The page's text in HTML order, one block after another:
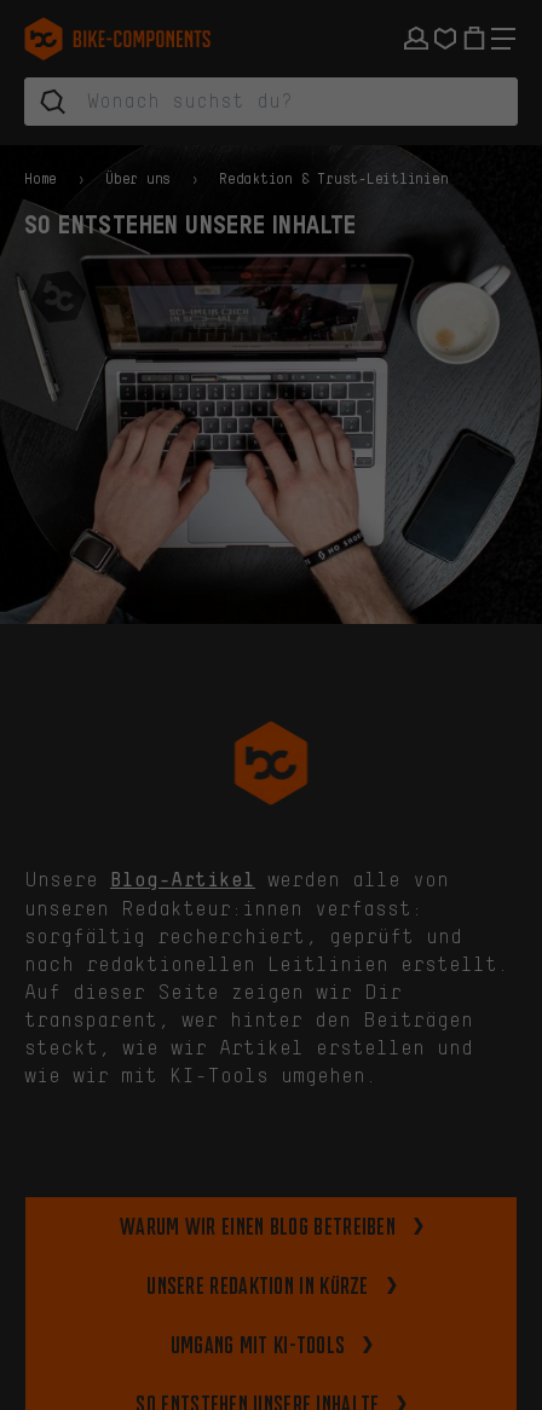
Zur Hauptnavigation springen
Zur Kategorienavigation springen
Zum Inhalt springen
Zu Marken und Newsletter springen
Zur Fußzeile springen
bike-components.de Startseite
Home Über uns Redaktion & Trust-Leitlinien
SO ENTSTEHEN UNSERE INHALTE
Unsere Blog-Artikel
werden alle von
unseren Redakteur:innen verfasst:
sorgfältig recherchiert, geprüft und
nach redaktionellen Leitlinien erstellt.
Auf dieser Seite zeigen wir Dir
transparent, wer hinter den Beiträgen
steckt, wie wir Artikel erstellen und
wie wir mit KI-Tools umgehen.
Warum wir einen Blog betreiben
Unsere Redaktion in Kürze
Umgang mit KI-Tools
So entstehen unsere Inhalte